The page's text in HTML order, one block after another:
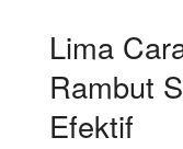
Lima
Rambut
Efektif